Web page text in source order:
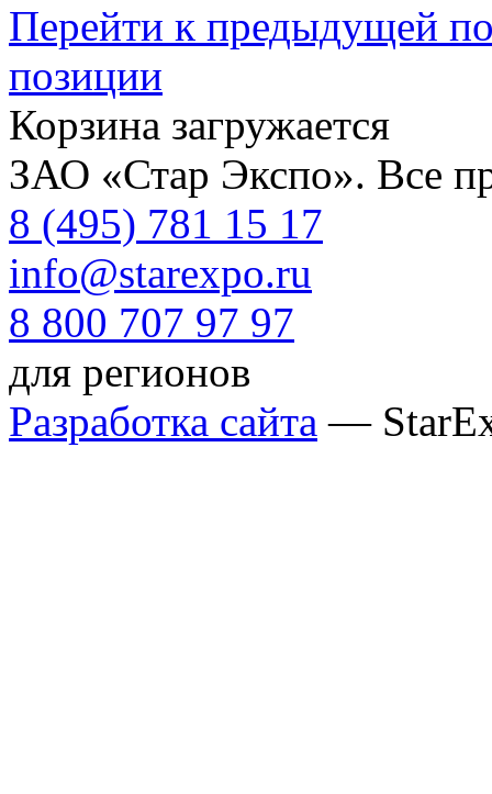
Перейти к предыдущей
позиции
Корзина загружается
ЗАО «Стар Экспо». Все
8 (495) 781 15 17
info@starexpo.ru
8 800 707 97 97
для регионов
Разработка сайта —